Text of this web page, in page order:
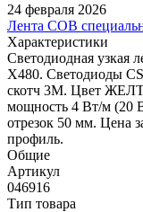
24 февраля 2026
Лента COB
Характеристики
Светодиодная узкая
X480. Светодиоды
скотч 3M. Цвет
мощность 4 Вт/м (20
отрезок 50 мм. Цена
профиль.
Общие
Артикул
046916
Тип товара